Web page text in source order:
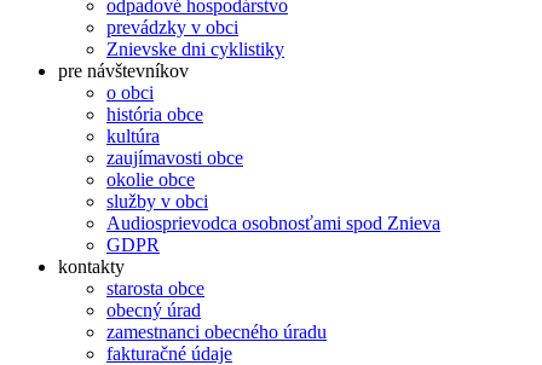
odpadové hospodárstvo
prevádzky v obci
Znievske dni cyklistiky
pre návštevníkov
o obci
história obce
kultúra
zaujímavosti obce
okolie obce
služby v obci
Audiosprievodca osobnosťami spod Znieva
GDPR
kontakty
starosta obce
obecný úrad
zamestnanci obecného úradu
fakturačné údaje